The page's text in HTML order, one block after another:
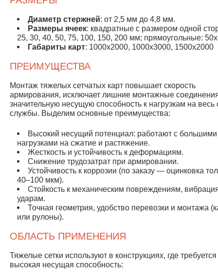
Диаметр стержней: от 2,5 мм до 4,8 мм.
Размеры ячеек: квадратные с размером одной
25, 30, 40, 50, 75, 100, 150, 200 мм; прямоугольные:
Габариты карт: 1000x2000, 1000x3000, 1500x2000
ПРЕИМУЩЕСТВА
Монтаж тяжелых сетчатых карт повышает скорость
армирования, исключает лишние монтажные
значительную несущую способность к нагрузкам на весь
службы. Выделим основные преимущества:
Высокий несущий потенциал: работают с большими
нагрузками на сжатие и растяжение.
Жесткость и устойчивость к деформациям.
Снижение трудозатрат при армировании.
Устойчивость к коррозии (по заказу — оцинковка
40–100 мкм).
Стойкость к механическим повреждениям,
ударам.
Точная геометрия, удобство перевозки и монтажа
или рулоны).
ОБЛАСТЬ ПРИМЕНЕНИЯ
Тяжелые сетки используют в конструкциях, где требуется
высокая несущая способность: